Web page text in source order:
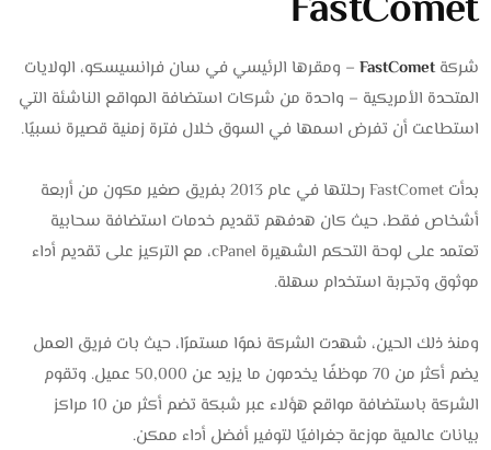
شركةFastComet – ومقرها الرئيسي في سان فرانسيسكو، الولايات
المتحدة الأمريكية – واحدة من شركات استضافة المواقع الناشئة التي
استطاعت أن تفرض اسمها في السوق خلال فترة زمنية قصيرة نسبيًا.
بدأت FastComet رحلتها في عام 2013 بفريق صغير مكون من أربعة
أشخاص فقط، حيث كان هدفهم تقديم خدمات استضافة سحابية
تعتمد على لوحة التحكم الشهيرة cPanel، مع التركيز على تقديم أداء
موثوق وتجربة استخدام سهلة.
ومنذ ذلك الحين، شهدت الشركة نموًا مستمرًا، حيث بات فريق العمل
يضم أكثر من 70 موظفًا يخدمون ما يزيد عن 50,000 عميل. وتقوم
الشركة باستضافة مواقع هؤلاء عبر شبكة تضم أكثر من 10 مراكز
بيانات عالمية موزعة جغرافيًا لتوفير أفضل أداء ممكن.